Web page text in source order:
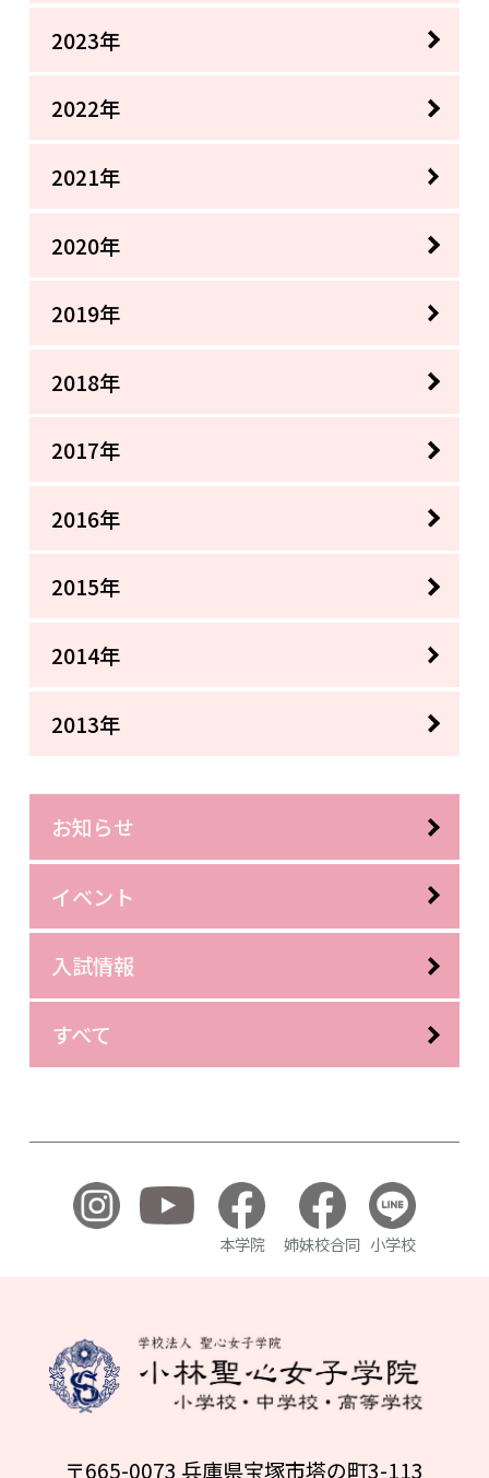
2023年
2022年
2021年
2020年
2019年
2018年
2017年
2016年
2015年
2014年
2013年
お知らせ
イベント
入試情報
すべて
本学院 姉妹校合同 小学校
〒665-0073 兵庫県宝塚市塔の町3-113